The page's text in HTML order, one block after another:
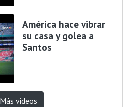
América hace vibrar
su casa y golea a
Santos
Más videos